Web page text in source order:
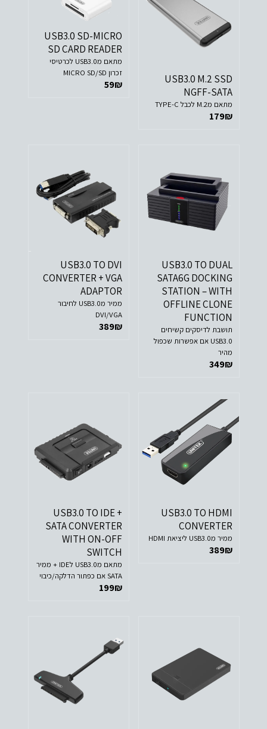
USB3.0 M.2 SSD
NGFF-SATA
מתאם מM.2 לכבל TYPE-C
179₪
USB3.0 SD-MICRO
SD CARD READER
מתאם מUSB3.0 לכרטיסי
זכרון MICRO SD/SD
59₪
USB3.0 TO DUAL
SATA6G DOCKING
STATION – WITH
OFFLINE CLONE
FUNCTION
תושבת לדיסקים קשיחים
USB3.0 אם אפשרות שכפול
מהיר
349₪
USB3.0 TO DVI
CONVERTER + VGA
ADAPTOR
ממיר מUSB3.0 לחיבור
DVI/VGA
389₪
USB3.0 TO HDMI
CONVERTER
ממיר מUSB3.0 ליציאת HDMI
389₪
USB3.0 TO IDE +
SATA CONVERTER
WITH ON-OFF
SWITCH
מתאם מUSB3.0 לIDE + ממיר
SATA אם כפתור הדלקה/כיבוי
199₪